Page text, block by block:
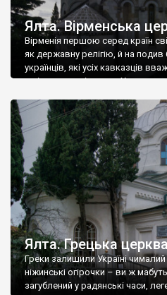
Ялта. Вірменська
Вірменія першою серед країн
як державну релігію, й на подив
українців, які усіх кавказців
є відданими вірянами Христа
Ялта. Грецька
Греки залишили Україні
ніжинські огірочки – ви ж
загублений у радянські часи,